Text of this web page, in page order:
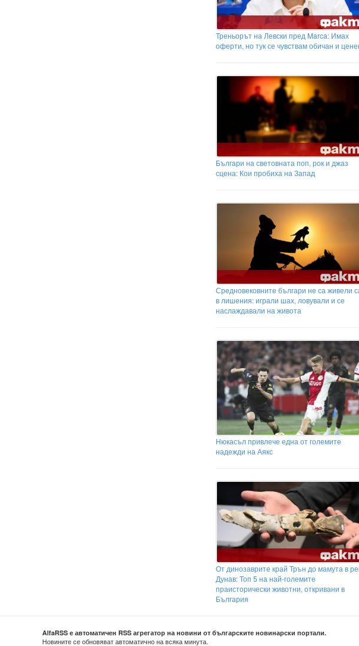
Треньорът на Левски пред Marca: Имах
оферти, но тук се чувствам обичан и
Българи на световната поп, рок и джаз
сцена: Кои пробиха на Запад
Средновековните българи не са живели
в лишения: играли шах, ловували и се
наслаждавали на живота
Нюкасъл привлече една от големите
надежди на Аякс
От динозаврите край Трън до мамута в
Дунав: Топ 5 на най-големите
праисторически животни, откривани в
България
AlfaRSS е автоматичен RSS агрегатор на новини от българските новинарски портали.
Новините се обновяват автоматично на всяка минута.